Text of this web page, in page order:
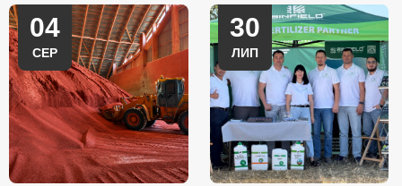
04
СЕР
30
ЛИП